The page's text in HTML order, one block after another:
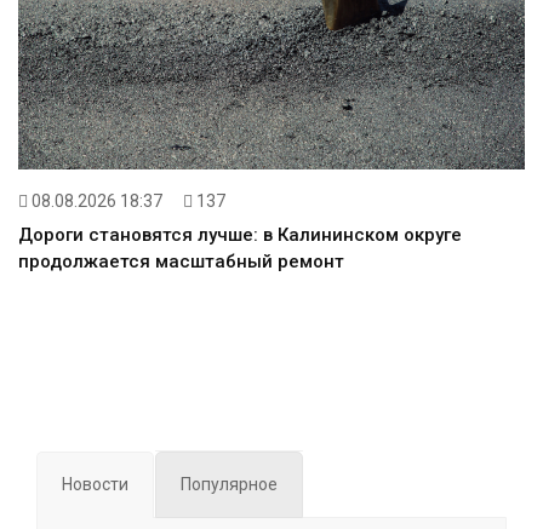
08.08.2026 18:37 137
Дороги становятся лучше: в Калининском округе
продолжается масштабный ремонт
Новости Популярное